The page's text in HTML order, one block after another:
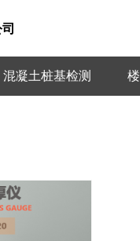
混凝土桩基检测